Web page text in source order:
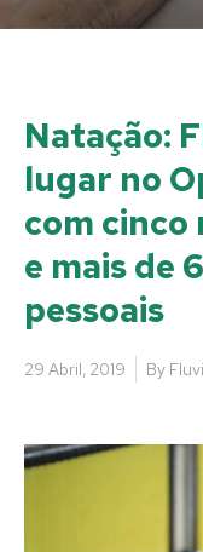
Natação:
lugar no
com cinco
e mais de
pessoais
29 Abril, 2019 By